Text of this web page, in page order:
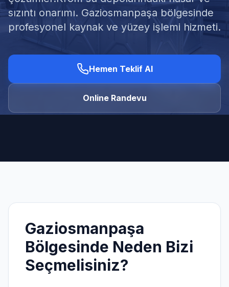
sızıntı onarımı. Gaziosmanpaşa bölgesinde
profesyonel kaynak ve yüzey işlemi hizmeti.
Hemen Teklif Al
Online Randevu
Gaziosmanpaşa
Bölgesinde Neden Bizi
Seçmelisiniz?